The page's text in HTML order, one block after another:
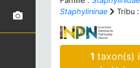
Staphylininae
Tribu :
1taxon(s)